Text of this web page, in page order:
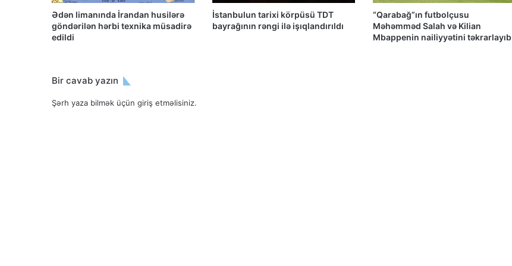
Qacar Şahlarının İtən Qəbirləri və Gizli
Vəsiyyətnamə — Princess Məryəm
Fəruqi Qacar ilə Özəl Müsahibə
Ədən limanında İrandan husilərə
göndərilən hərbi texnika müsadirə
edildi
İstanbulun tarixi körpüsü TDT
bayrağının rəngi ilə işıqlandırıldı
“Qarabağ”ın futbolçusu
Məhəmməd Salah və Kilian
Mbappenin nailiyyətini təkrarlayıb
Bir cavab yazın
Şərh yaza bilmək üçün giriş etməlisiniz.